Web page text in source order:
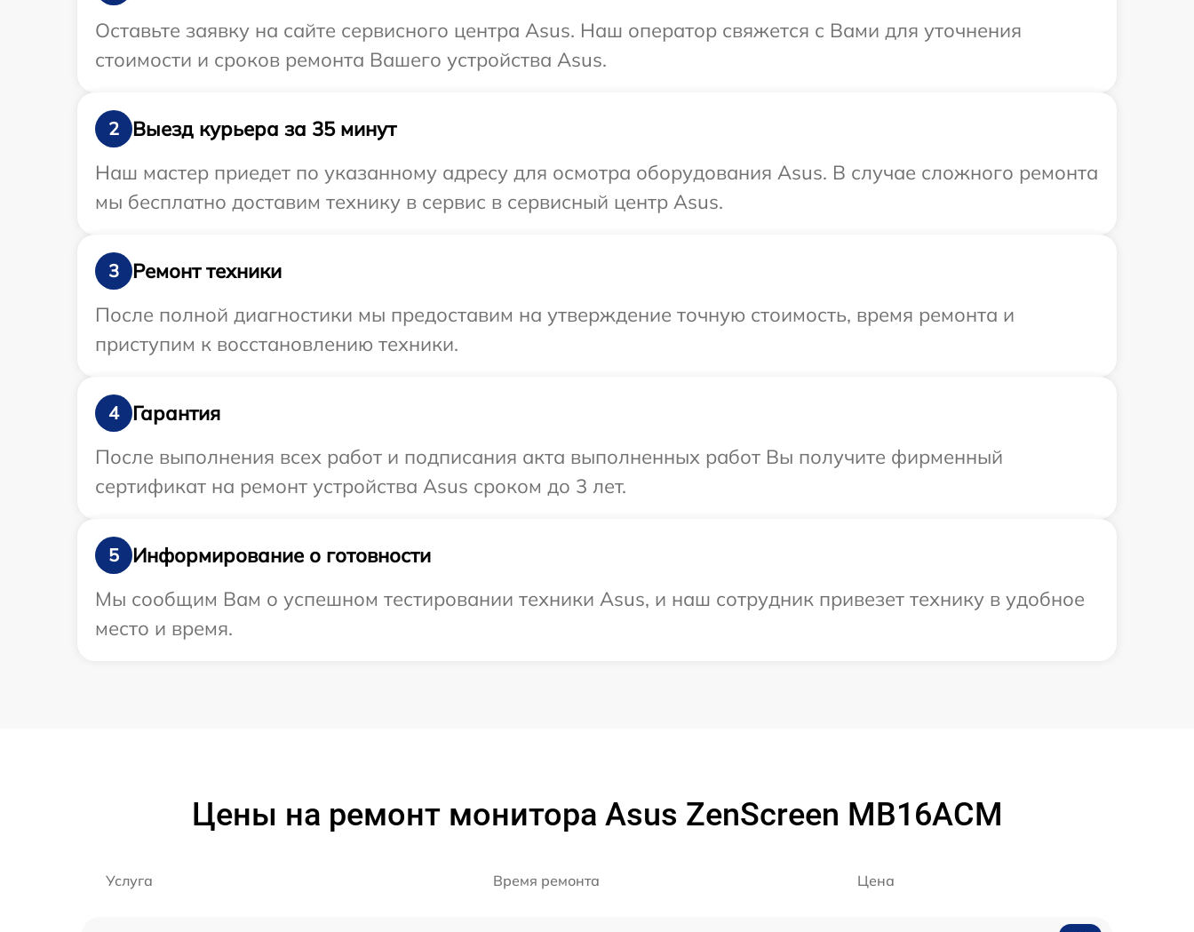
Оставьте заявку на сайте сервисного центра Asus. Наш оператор свяжется с Вами для уточнения
стоимости и сроков ремонта Вашего устройства Asus.
2
Выезд курьера за 35 минут
Наш мастер приедет по указанному адресу для осмотра оборудования Asus. В случае сложного ремонта
мы бесплатно доставим технику в сервис в сервисный центр Asus.
3
Ремонт техники
После полной диагностики мы предоставим на утверждение точную стоимость, время ремонта и
приступим к восстановлению техники.
4
Гарантия
После выполнения всех работ и подписания акта выполненных работ Вы получите фирменный
сертификат на ремонт устройства Asus сроком до 3 лет.
5
Информирование о готовности
Мы сообщим Вам о успешном тестировании техники Asus, и наш сотрудник привезет технику в удобное
место и время.
Цены на ремонт монитора Asus ZenScreen MB16ACM
Услуга Время ремонта Цена